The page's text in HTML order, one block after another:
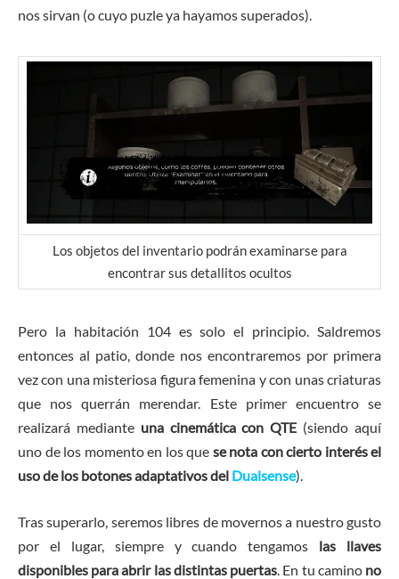
nos sirvan (o cuyo puzle ya hayamos superados).
Los objetos del inventario podrán examinarse para
encontrar sus detallitos ocultos
Pero la habitación 104 es solo el principio. Saldremos
entonces al patio, donde nos encontraremos por primera
vez con una misteriosa figura femenina y con unas criaturas
que nos querrán merendar. Este primer encuentro se
realizará mediante una cinemática con QTE (siendo aquí
uno de los momento en los que se nota con cierto interés el
uso de los botones adaptativos del Dualsense).
Tras superarlo, seremos libres de movernos a nuestro gusto
por el lugar, siempre y cuando tengamos las llaves
disponibles para abrir las distintas puertas . En tu camino no